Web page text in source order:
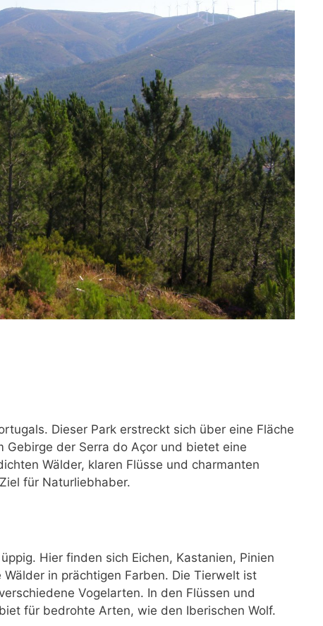
Dieser Park erstreckt sich über eine Fläche
der Serra do Açor und bietet eine
Wälder, klaren Flüsse und charmanten
für Naturliebhaber.
Hier finden sich Eichen, Kastanien, Pinien
in prächtigen Farben. Die Tierwelt ist
Vogelarten. In den Flüssen und
für bedrohte Arten, wie den Iberischen Wolf.